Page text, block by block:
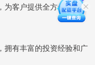
为客户提供全方位的金融
拥有丰富的投资经验和广